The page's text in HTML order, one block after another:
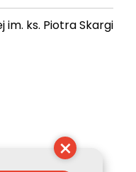
ks. Piotra Skargi
×